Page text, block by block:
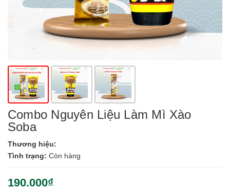
Combo Nguyên Liệu Làm Mì Xào
Soba
Thương hiệu:
Tình trạng: Còn hàng
190.000₫